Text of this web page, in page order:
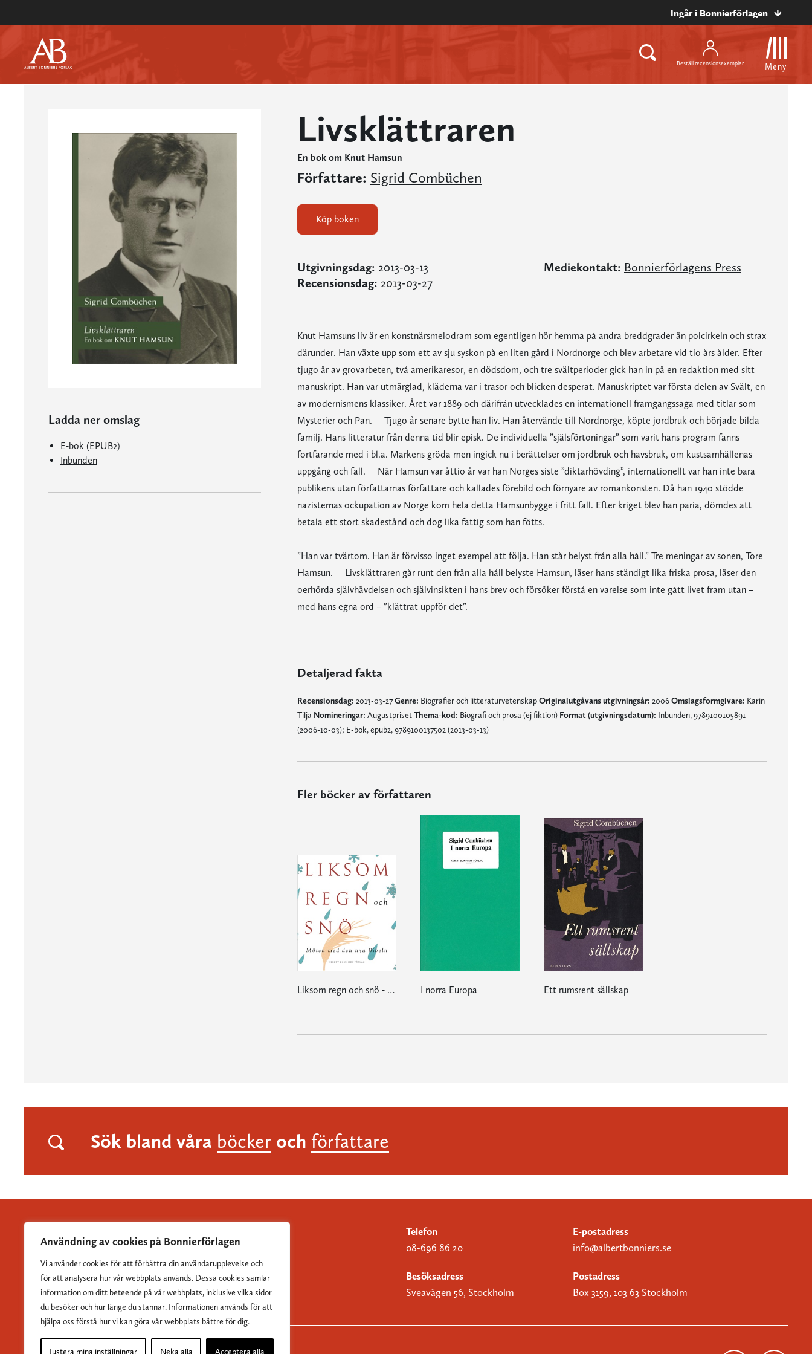
Användning av cookies på Bonnierförlagen
Vi använder cookies för att förbättra din användarupplevelse och
för att analysera hur vår webbplats används. Dessa cookies samlar
information om ditt beteende på vår webbplats, inklusive vilka sidor
du besöker och hur länge du stannar. Informationen används för att
hjälpa oss förstå hur vi kan göra vår webbplats bättre för dig.
Justera mina inställningar Neka alla Acceptera alla
Ingår i Bonnierförlagen
Beställ recensionsexemplar Meny
Ladda ner omslag
E-bok (EPUB2)
Inbunden
Livsklättraren
En bok om Knut Hamsun
Författare: Sigrid Combüchen
Köp boken
Utgivningsdag: 2013-03-13
Recensionsdag: 2013-03-27
Mediekontakt: Bonnierförlagens Press
Knut Hamsuns liv är en konstnärsmelodram som egentligen hör hemma på andra breddgrader än polcirkeln och strax
därunder. Han växte upp som ett av sju syskon på en liten gård i Nordnorge och blev arbetare vid tio års ålder. Efter
tjugo år av grovarbeten, två amerikaresor, en dödsdom, och tre svältperioder gick han in på en redaktion med sitt
manuskript. Han var utmärglad, kläderna var i trasor och blicken desperat. Manuskriptet var första delen av Svält, en
av modernismens klassiker. Året var 1889 och därifrån utvecklades en internationell framgångssaga med titlar som
Mysterier och Pan. Tjugo år senare bytte han liv. Han återvände till Nordnorge, köpte jordbruk och började bilda
familj. Hans litteratur från denna tid blir episk. De individuella ”själsförtoningar” som varit hans program fanns
fortfarande med i bl.a. Markens gröda men ingick nu i berättelser om jordbruk och havsbruk, om kustsamhällenas
uppgång och fall. När Hamsun var åttio år var han Norges siste ”diktarhövding”, internationellt var han inte bara
publikens utan författarnas författare och kallades förebild och förnyare av romankonsten. Då han 1940 stödde
nazisternas ockupation av Norge kom hela detta Hamsunbygge i fritt fall. Efter kriget blev han paria, dömdes att
betala ett stort skadestånd och dog lika fattig som han fötts.
”Han var tvärtom. Han är förvisso inget exempel att följa. Han står belyst från alla håll.” Tre meningar av sonen, Tore
Hamsun. Livsklättraren går runt den från alla håll belyste Hamsun, läser hans ständigt lika friska prosa, läser den
oerhörda självhävdelsen och självinsikten i hans brev och försöker förstå en varelse som inte gått livet fram utan –
med hans egna ord – ”klättrat uppför det”.
Detaljerad fakta
Recensionsdag: 2013-03-27Genre: Biografier och litteraturvetenskapOriginalutgåvans utgivningsår: 2006Omslagsformgivare: Karin
Tilja Nomineringar: AugustprisetThema-kod: Biografi och prosa (ej fiktion) Format (utgivningsdatum): Inbunden, 9789100105891
(2006-10-03); E-bok, epub2, 9789100137502 (2013-03-13)
Fler böcker av författaren
Liksom regn och snö - möten med den nya Bibeln I norra Europa Ett rumsrent sällskap
Sök bland våra böcker och författare
Albert Bonniers Förlag grundades 1837 och är Sveriges
största skönlitterära förlag.
Telefon
08-696 86 20
E-postadress
info@albertbonniers.se
Besöksadress
Sveavägen 56, Stockholm
Postadress
Box 3159, 103 63 Stockholm